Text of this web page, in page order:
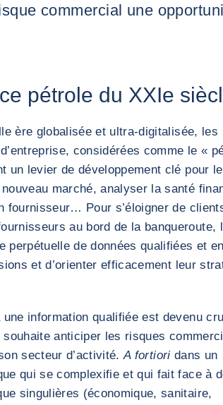
commercial une
pétrole du XXIe
ère globalisée et ultra-digitalisée, les
considérées comme le «
un levier de développement clé pour
marché, analyser la santé
fournisseur… Pour s’éloigner de
au bord de la banqueroute,
perpétuelle de données qualifiées et
et d’orienter efficacement leur
information qualifiée est devenu
anticiper les risques
secteur d’activité.A fortiori dans un
qui se complexifie et qui fait face à
singulières (économique, sanitaire,